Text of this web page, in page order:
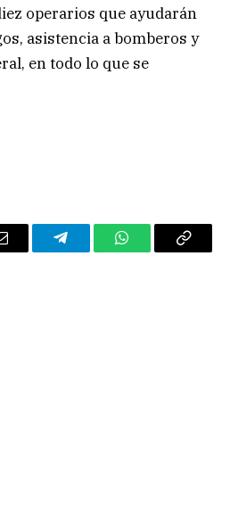
operarios que ayudarán
asistencia a bomberos y
en todo lo que se
TelegramWhatsAppCopy